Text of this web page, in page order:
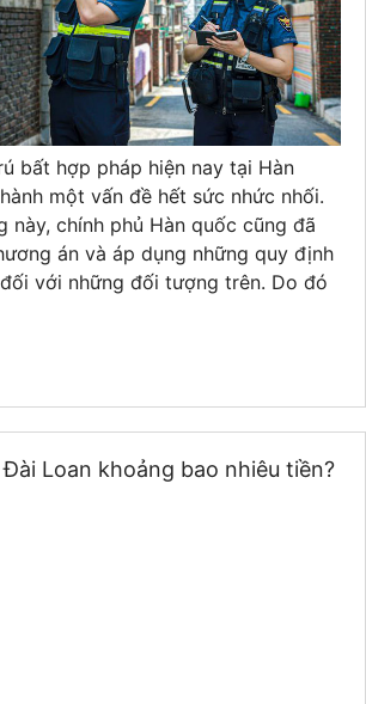
bất hợp pháp hiện nay tại Hàn
một vấn đề hết sức nhức nhối.
này, chính phủ Hàn quốc cũng đã
án và áp dụng những quy định
với những đối tượng trên. Do đó
Loan khoảng bao nhiêu tiền?